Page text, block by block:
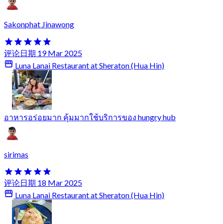
Sakonphat Jinawong
评论日期 19 Mar 2025
Luna Lanai Restaurant at Sheraton (Hua Hin)
อาหารอร่อยมาก คุ้มมากใช้บริการของ hungry hub
sirimas
评论日期 18 Mar 2025
Luna Lanai Restaurant at Sheraton (Hua Hin)